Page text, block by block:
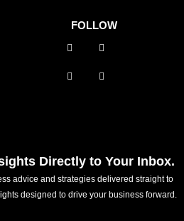
FOLLOW
Directly to Your Inbox.
advice and strategies delivered straight to
designed to drive your business forward.